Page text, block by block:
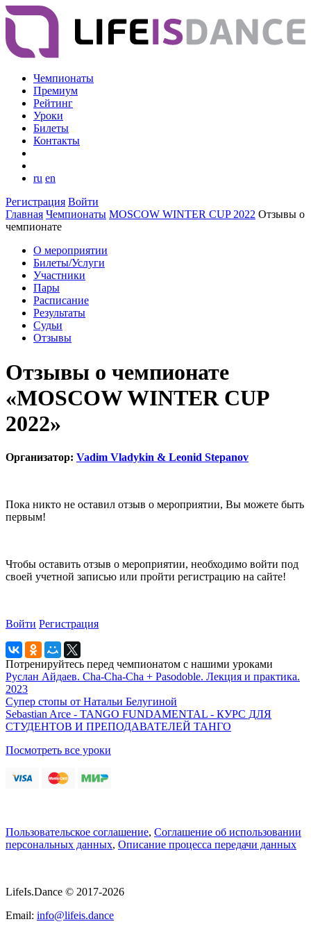
Чемпионаты
Премиум
Рейтинг
Уроки
Билеты
Контакты
ru en
Регистрация Войти
Главная Чемпионаты MOSCOW WINTER CUP 2022 Отзывы о
чемпионате
О мероприятии
Билеты/Услуги
Участники
Пары
Расписание
Результаты
Судьи
Отзывы
Отзывы о чемпионате
«MOSCOW WINTER CUP
2022»
Организатор: Vadim Vladykin & Leonid Stepanov
Пока никто не оставил отзыв о мероприятии, Вы можете быть
первым!
Чтобы оставить отзыв о мероприятии, необходимо войти под
своей учетной записью или пройти регистрацию на сайте!
Войти Регистрация
Потренируйтесь перед чемпионатом с нашими уроками
Руслан Айдаев. Cha-Cha-Cha + Pasodoble. Лекция и практика.
2023
Супер стопы от Натальи Белугиной
Sebastian Arce - TANGO FUNDAMENTAL - КУРС ДЛЯ
СТУДЕНТОВ И ПРЕПОДАВАТЕЛЕЙ ТАНГО
Посмотреть все уроки
Пользовательское соглашение, Соглашение об использовании
персональных данных, Описание процесса передачи данных
LifeIs.Dance © 2017-2026
Email: info@lifeis.dance